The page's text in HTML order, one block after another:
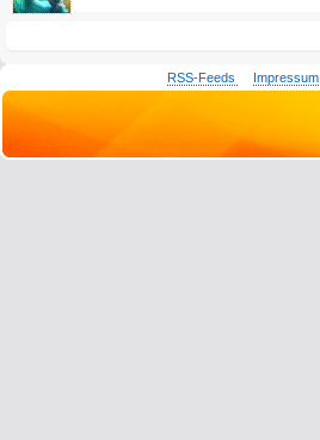
RSS-Feeds Impressum